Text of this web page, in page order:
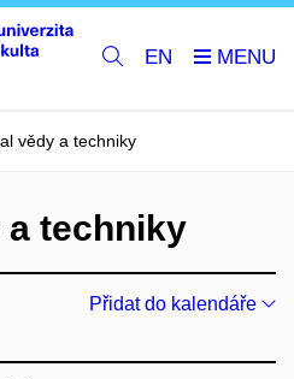
EN
vědy a techniky
a techniky
Přidat do kalendáře